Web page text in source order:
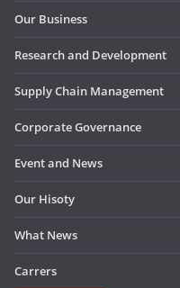
Our Business
Research and Development
Supply Chain Management
Corporate Governance
Event and News
Our Hisoty
What News
Carrers